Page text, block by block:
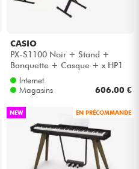
CASIO
PX-S1100 Noir + Stand +
Banquette + Casque + x HP1
Internet
Magasins
606.00 €
NEW EN PRÉCOMMANDE